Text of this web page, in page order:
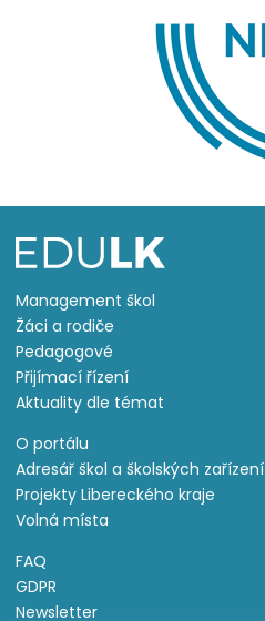
Management škol
Žáci a rodiče
Pedagogové
Přijímací řízení
Aktuality dle témat
O portálu
Adresář škol a školských zařízení
Projekty Libereckého kraje
Volná místa
FAQ
GDPR
Newsletter